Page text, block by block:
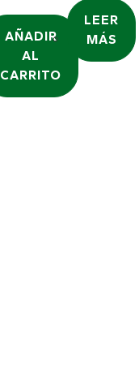
AÑADIR
AL
CARRITO
LEER
MÁS